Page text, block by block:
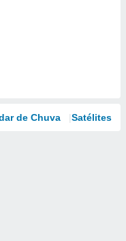
de Chuva Satélites